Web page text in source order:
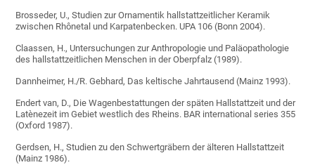
Brosseder, U., Studien zur Ornamentik hallstattzeitlicher Keramik
zwischen Rhônetal und Karpatenbecken. UPA 106 (Bonn 2004).
Claassen, H., Untersuchungen zur Anthropologie und Paläopathologie
des hallstattzeitlichen Menschen in der Oberpfalz (1989).
Dannheimer, H./R. Gebhard, Das keltische Jahrtausend (Mainz 1993).
Endert van, D., Die Wagenbestattungen der späten Hallstattzeit und der
Latènezeit im Gebiet westlich des Rheins. BAR international series 355
(Oxford 1987).
Gerdsen, H., Studien zu den Schwertgräbern der älteren Hallstattzeit
(Mainz 1986).